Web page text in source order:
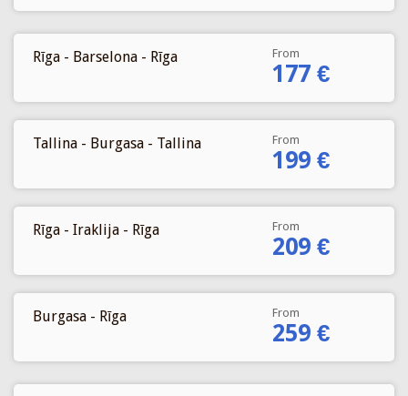
Rīga - Barselona - Rīga From
177 €
Tallina - Burgasa - Tallina From
199 €
Rīga - Iraklija - Rīga From
209 €
Burgasa - Rīga From
259 €